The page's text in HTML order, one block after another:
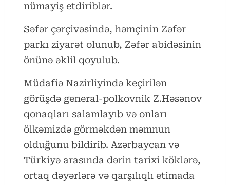
nümayiş etdiriblər.
Səfər çərçivəsində, həmçinin Zəfər
parkı ziyarət olunub, Zəfər abidəsinin
önünə əklil qoyulub.
Müdafiə Nazirliyində keçirilən
görüşdə general-polkovnik Z.Həsənov
qonaqları salamlayıb və onları
ölkəmizdə görməkdən məmnun
olduğunu bildirib. Azərbaycan və
Türkiyə arasında dərin tarixi köklərə,
ortaq dəyərlərə və qarşılıqlı etimada